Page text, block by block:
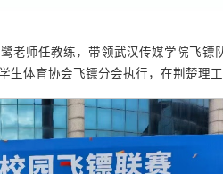
师任教练，带领武汉传媒学院飞镖
体育协会飞镖分会执行，在荆楚理工